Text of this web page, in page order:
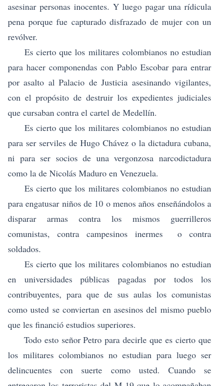
asesinar personas inocentes. Y luego pagar una rídicula
pena porque fue capturado disfrazado de mujer con un
revólver.
Es cierto que los militares colombianos no estudian
para hacer componendas con Pablo Escobar para entrar
por asalto al Palacio de Justicia asesinando vigilantes,
con el propósito de destruir los expedientes judiciales
que cursaban contra el cartel de Medellín.
Es cierto que los militares colombianos no estudian
para ser serviles de Hugo Chávez o la dictadura cubana,
ni para ser socios de una vergonzosa narcodictadura
como la de Nicolás Maduro en Venezuela.
Es cierto que los militares colombianos no estudian
para engatusar niños de 10 o menos años enseñándolos a
disparar armas contra los mismos guerrilleros
comunistas, contra campesinos inermes o contra
soldados.
Es cierto que los militares colombianos no estudian
en universidades públicas pagadas por todos los
contribuyentes, para que de sus aulas los comunistas
como usted se conviertan en asesinos del mismo pueblo
que les financió estudios superiores.
Todo esto señor Petro para decirle que es cierto que
los militares colombianos no estudian para luego ser
delincuentes con suerte como usted. Cuando se